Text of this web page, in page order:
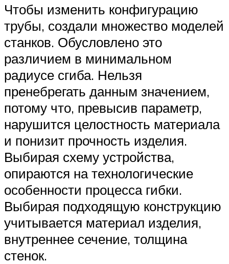
Чтобы изменить конфигурацию
трубы, создали множество моделей
станков. Обусловлено это
различием в минимальном
радиусе сгиба. Нельзя
пренебрегать данным значением,
потому что, превысив параметр,
нарушится целостность материала
и понизит прочность изделия.
Выбирая схему устройства,
опираются на технологические
особенности процесса гибки.
Выбирая подходящую конструкцию
учитывается материал изделия,
внутреннее сечение, толщина
стенок.